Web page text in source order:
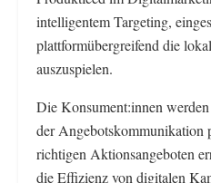
intelligentem Targeting,
plattformübergreifend die
auszuspielen.
Die Konsument:innen
der Angebotskommunikation
richtigen Aktionsangeboten
die Effizienz von digitalen